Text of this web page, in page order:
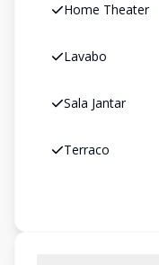
Home Theater
Lavabo
Sala Jantar
Terraco